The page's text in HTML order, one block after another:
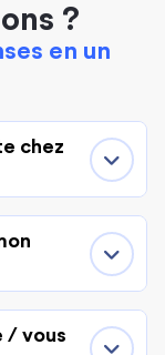
?
en un
chez
/ vous